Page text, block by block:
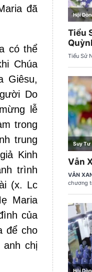
đã
có thể
Chúa
Giêsu,
Do
lễ
trong
trung
Kinh
trình
(x. Lc
Maria
của
để cho
anh chị